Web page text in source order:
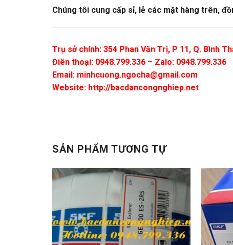
Chúng tôi cung cấp sỉ, lẻ các mặt hàng trên,
Trụ sở chính: 354 Phan Văn Trị, P 11, Q. Bình
Điên thoại: 0948.799.336 – Zalo: 0948.799.336
Email: minhcuong.ngocha@gmail.com
Website: http://bacdancongnghiep.net
SẢN PHẨM TƯƠNG TỰ